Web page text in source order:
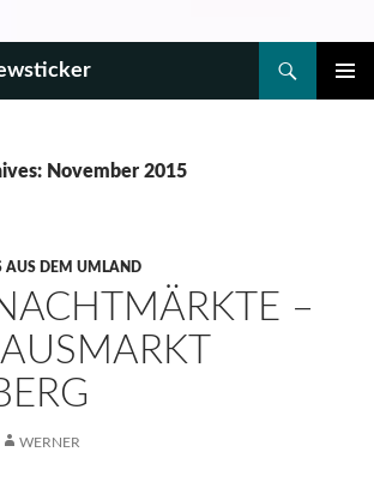
November 2015
AUS DEM UMLAND
–
WERNER